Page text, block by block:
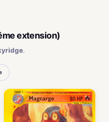
extension)
.